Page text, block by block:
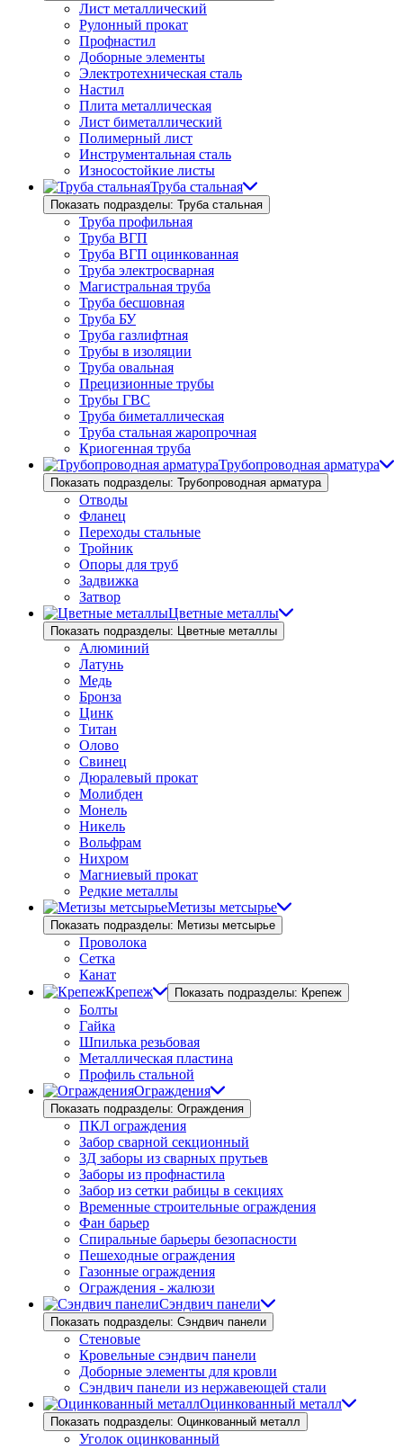
Лист металлический
Рулонный прокат
Профнастил
Доборные элементы
Электротехническая сталь
Настил
Плита металлическая
Лист биметаллический
Полимерный лист
Инструментальная сталь
Износостойкие листы
Труба стальная
Показать подразделы: Труба стальная
Труба профильная
Труба ВГП
Труба ВГП оцинкованная
Труба электросварная
Магистральная труба
Труба бесшовная
Труба БУ
Труба газлифтная
Трубы в изоляции
Труба овальная
Прецизионные трубы
Трубы ГВС
Труба биметаллическая
Труба стальная жаропрочная
Криогенная труба
Трубопроводная арматура
Показать подразделы: Трубопроводная арматура
Отводы
Фланец
Переходы стальные
Тройник
Опоры для труб
Задвижка
Затвор
Цветные металлы
Показать подразделы: Цветные металлы
Алюминий
Латунь
Медь
Бронза
Цинк
Титан
Олово
Свинец
Дюралевый прокат
Молибден
Монель
Никель
Вольфрам
Нихром
Магниевый прокат
Редкие металлы
Метизы метсырье
Показать подразделы: Метизы метсырье
Проволока
Сетка
Канат
Крепеж
Показать подразделы: Крепеж
Болты
Гайка
Шпилька резьбовая
Металлическая пластина
Профиль стальной
Ограждения
Показать подразделы: Ограждения
ПКЛ ограждения
Забор сварной секционный
3Д заборы из сварных прутьев
Заборы из профнастила
Забор из сетки рабицы в секциях
Временные строительные ограждения
Фан барьер
Спиральные барьеры безопасности
Пешеходные ограждения
Газонные ограждения
Ограждения - жалюзи
Сэндвич панели
Показать подразделы: Сэндвич панели
Стеновые
Кровельные сэндвич панели
Доборные элементы для кровли
Сэндвич панели из нержавеющей стали
Оцинкованный металл
Показать подразделы: Оцинкованный металл
Уголок оцинкованный